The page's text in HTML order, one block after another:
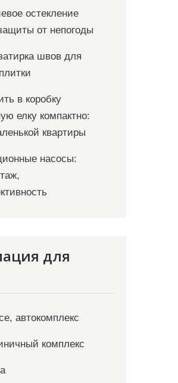
остекление
от непогоды
швов для
в коробку
елку компактно:
квартиры
насосы:
для
автокомплекс
комплекс